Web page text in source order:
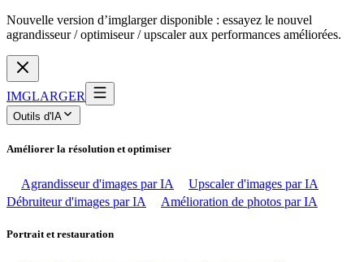
Nouvelle version d’imglarger disponible : essayez le nouvel
agrandisseur / optimiseur / upscaler aux performances améliorées.
IMGLARGER
Outils d'IA
Améliorer la résolution et optimiser
Agrandisseur d'images par IA
Upscaler d'images par IA
Débruiteur d'images par IA
Amélioration de photos par IA
Portrait et restauration